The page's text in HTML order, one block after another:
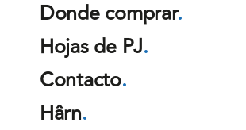
Donde comprar.
Hojas de PJ.
Contacto.
Hârn.